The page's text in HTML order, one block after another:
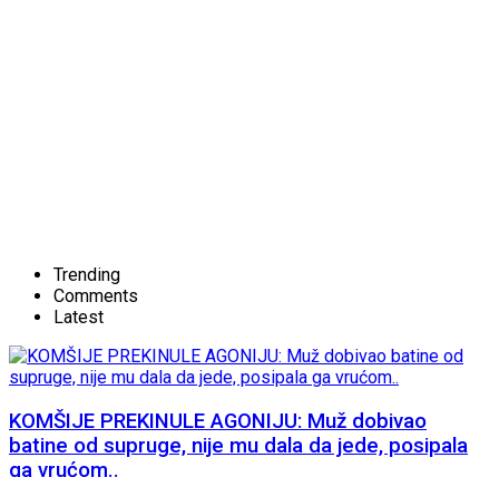
Trending
Comments
Latest
KOMŠIJE PREKINULE AGONIJU: Muž dobivao
batine od supruge, nije mu dala da jede, posipala
ga vrućom..